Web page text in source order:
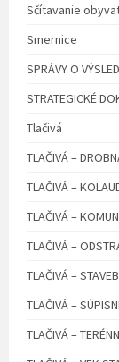
Sčítavanie
Smernice
SPRÁVY O
STRATEGICKÉ
Tlačivá
TLAČIVÁ –
TLAČIVÁ –
TLAČIVÁ –
TLAČIVÁ –
TLAČIVÁ –
TLAČIVÁ –
TLAČIVÁ –